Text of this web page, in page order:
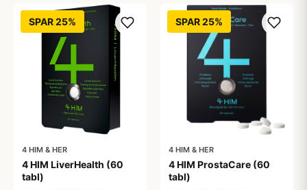
SPAR 25%
4 HIM & HER
4 HIM LiverHealth (60
tabl)
SPAR 25%
4 HIM & HER
4 HIM ProstaCare (60
tabl)